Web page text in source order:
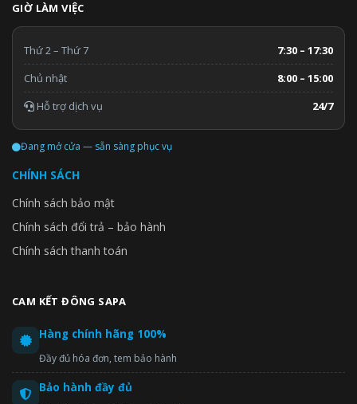
GIỜ LÀM VIỆC
Thứ 2 – Thứ 7
7:30 – 17:30
Chủ nhật
8:00 – 15:00
Hỗ trợ dịch vụ
24/7
Đang mở cửa — sẵn sàng phục vụ
CHÍNH SÁCH
Chính sách bảo mật
Chính sách đổi trả – bảo hành
Chính sách thanh toán
CAM KẾT ĐÔNG SAPA
Hàng chính hãng 100%
Đầy đủ hóa đơn, tem bảo hành
Bảo hành đầy đủ